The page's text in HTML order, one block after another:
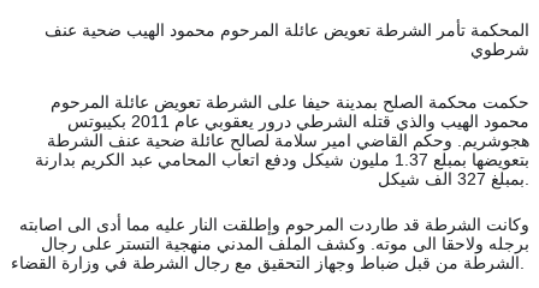
المحكمة تأمر الشرطة تعويض عائلة المرحوم محمود الهيب ضحية عنف
شرطوي
حكمت محكمة الصلح بمدينة حيفا على الشرطة تعويض عائلة المرحوم
محمود الهيب والذي قتله الشرطي درور يعقوبي عام 2011 بكيبوتس
هجوشريم. وحكم القاضي امير سلامة لصالح عائلة ضحية عنف الشرطة
بتعويضها بمبلع 1.37 مليون شيكل ودفع اتعاب المحامي عبد الكريم بدارنة
وكانت الشرطة قد طاردت المرحوم وإطلقت النار عليه مما أدى الى اصابته
برجله ولاحقا الى موته. وكشف الملف المدني منهجية التستر على رجال
الشرطة من قبل ضباط وجهاز التحقيق